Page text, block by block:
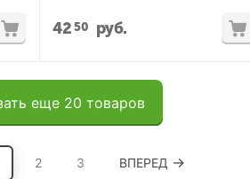
4250 руб.
еще 20 товаров
2 3 ВПЕРЕД